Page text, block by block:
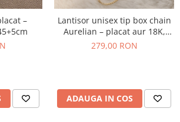
–
Lantisor unisex tip box chain
Aurelian – placat aur 18K,
Brazilia, stanta, 50 cm
279,00 RON
ADAUGA IN COS